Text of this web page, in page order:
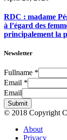
RDC : madame
à l’égard des
principalement la
Newsletter
Fullname *
Email *
Email
Submit
© 2018 Copyright
About
Privacy